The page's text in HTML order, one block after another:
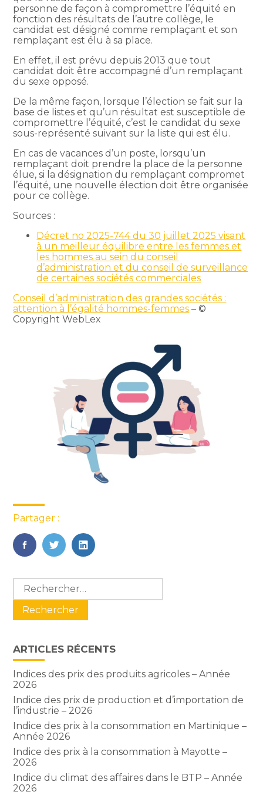
personne de façon à compromettre l’équité en
fonction des résultats de l’autre collège, le
candidat est désigné comme remplaçant et son
remplaçant est élu à sa place.
En effet, il est prévu depuis 2013 que tout
candidat doit être accompagné d’un remplaçant
du sexe opposé.
De la même façon, lorsque l’élection se fait sur la
base de listes et qu’un résultat est susceptible de
compromettre l’équité, c’est le candidat du sexe
sous-représenté suivant sur la liste qui est élu.
En cas de vacances d’un poste, lorsqu’un
remplaçant doit prendre la place de la personne
élue, si la désignation du remplaçant compromet
l’équité, une nouvelle élection doit être organisée
pour ce collège.
Sources :
Décret no 2025-744 du 30 juillet 2025 visant
à un meilleur équilibre entre les femmes et
les hommes au sein du conseil
d’administration et du conseil de surveillance
de certaines sociétés commerciales
Conseil d’administration des grandes sociétés :
attention à l’égalité hommes-femmes – ©
Copyright WebLex
Partager :
FaceBook
TwitterLinkedIn
Blog
sidebar
Rechercher :
ARTICLES RÉCENTS
Indices des prix des produits agricoles – Année
2026
Indice des prix de production et d’importation de
l’industrie – 2026
Indice des prix à la consommation en Martinique –
Année 2026
Indice des prix à la consommation à Mayotte –
2026
Indice du climat des affaires dans le BTP – Année
2026